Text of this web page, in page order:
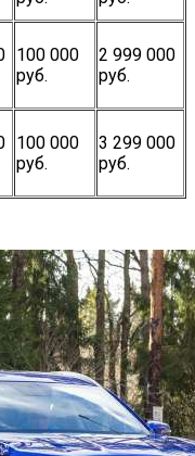
100 000
руб.
2 999 000
руб.
100 000
руб.
3 299 000
руб.